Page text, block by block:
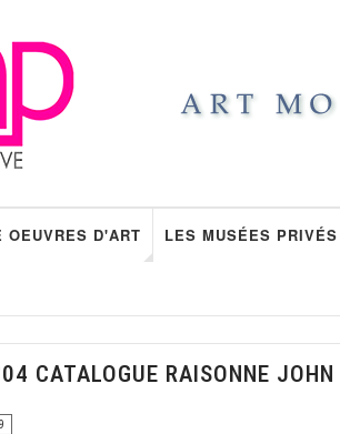
OEUVRES D'ART LES MUSÉES PRIVÉS
CATALOGUE RAISONNE JOHN